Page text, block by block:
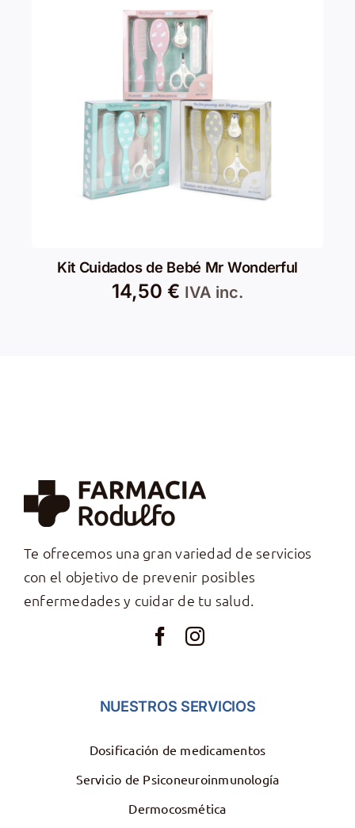
Kit Cuidados de Bebé Mr Wonderful
14,50 € IVA inc.
Te ofrecemos una gran variedad de servicios
con el objetivo de prevenir posibles
enfermedades y cuidar de tu salud.
NUESTROS SERVICIOS
Dosificación de medicamentos
Servicio de Psiconeuroinmunología
Dermocosmética